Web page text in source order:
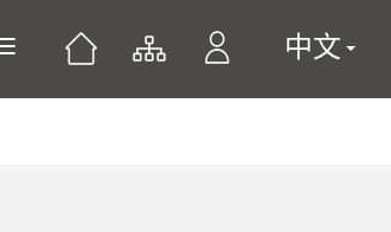
展開或關閉主選單 中文